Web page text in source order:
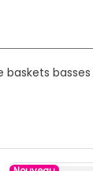
basses